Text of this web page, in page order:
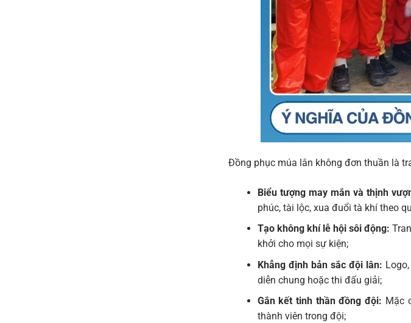
Đồng phục múa lân không đơn thuần là
Biểu tượng may mắn và thịnh
phúc, tài lộc, xua đuổi tà khí theo
Tạo không khí lễ hội sôi động:
khởi cho mọi sự kiện;
Khẳng định bản sắc đội lân:
diễn chung hoặc thi đấu giải;
Gắn kết tinh thần đồng đội: Mặc
thành viên trong đội;